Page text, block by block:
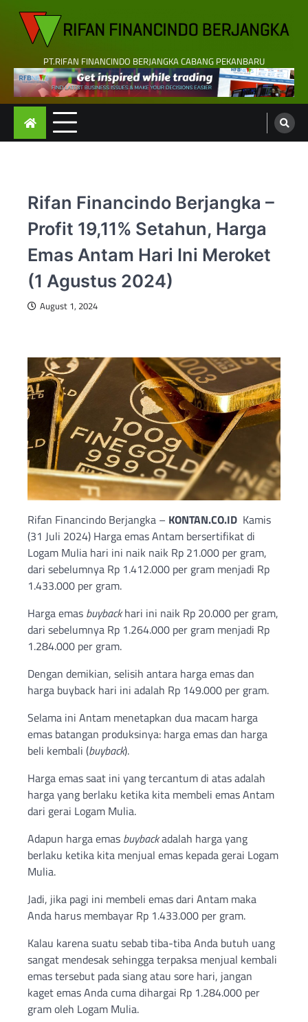
content
PT.RIFAN FINANCINDO BERJANGKA CABANG PEKANBARU
Rifan Financindo Berjangka –
Profit 19,11% Setahun, Harga
Emas Antam Hari Ini Meroket
(1 Agustus 2024)
August 1, 2024
Rifan Financindo Berjangka – KONTAN.CO.ID Kamis
(31 Juli 2024) Harga emas Antam bersertifikat di
Logam Mulia hari ini naik naik Rp 21.000 per gram,
dari sebelumnya Rp 1.412.000 per gram menjadi Rp
1.433.000 per gram.
Harga emas buybackhari ini naik Rp 20.000 per gram,
dari sebelumnya Rp 1.264.000 per gram menjadi Rp
1.284.000 per gram.
Dengan demikian, selisih antara harga emas dan
harga buyback hari ini adalah Rp 149.000 per gram.
Selama ini Antam menetapkan dua macam harga
emas batangan produksinya: harga emas dan harga
beli kembali (buyback).
Harga emas saat ini yang tercantum di atas adalah
harga yang berlaku ketika kita membeli emas Antam
dari gerai Logam Mulia.
Adapun harga emas buybackadalah harga yang
berlaku ketika kita menjual emas kepada gerai Logam
Mulia.
Jadi, jika pagi ini membeli emas dari Antam maka
Anda harus membayar Rp 1.433.000 per gram.
Kalau karena suatu sebab tiba-tiba Anda butuh uang
sangat mendesak sehingga terpaksa menjual kembali
emas tersebut pada siang atau sore hari, jangan
kaget emas Anda cuma dihargai Rp 1.284.000 per
gram oleh Logam Mulia.